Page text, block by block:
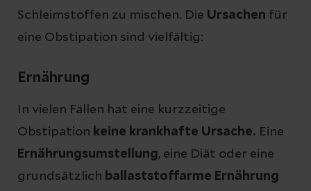
Schleimstoffen zu mischen. Die Ursachen für
eine Obstipation sind vielfältig:
Ernährung
In vielen Fällen hat eine kurzzeitige
Obstipation keine krankhafte Ursache. Eine
Ernährungsumstellung, eine Diät oder eine
grundsätzlich ballaststoffarme Ernährung